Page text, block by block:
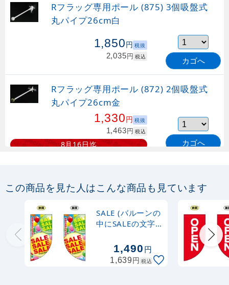
Rフラッグ専用ポール (875) 3個吸盤式
丸パイプ26cm白
1,850円 税抜
2,035円 税込 カゴへ
Rフラッグ専用ポール (872) 2個吸盤式
丸パイプ26cm金
1,330円 税抜
1,463円 税込
8月16日迄 カゴへ
丸パイプ26cm白
円
1,243 円 税込 カゴへ
Rフラッグ専用ポール (877) マグネット
式 丸パイプ26cm白
この商品を見た人はこんな商品も見ています
SALE (バルーンの
中にSALEの文字)
(遮光・両面印刷)
(69464)
1,490円
1,639円 税込